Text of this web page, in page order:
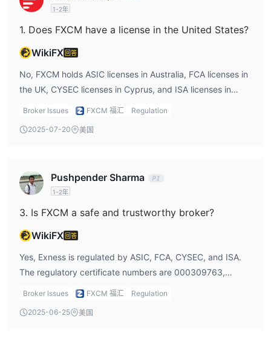
1-2年
1. Does FXCM have a license in the United States?
WikiFX 回答
No, FXCM holds ASIC licenses in Australia, FCA licenses in
the UK, CYSEC licenses in Cyprus, and ISA licenses in
Broker Issues FXCM 福汇 Regulation
2025-07-20 美国
Pushpender Sharma
1-2年
3. Is FXCM a safe and trustworthy broker?
WikiFX 回答
Yes, Exness is regulated by ASIC, FCA, CYSEC, and ISA.
The regulatory certificate numbers are 000309763,
217689, 392/20, and 515234623, respectively.
Broker Issues FXCM 福汇 Regulation
2025-06-25 美国